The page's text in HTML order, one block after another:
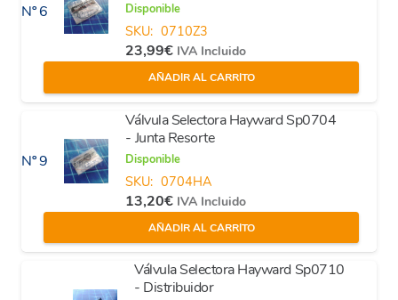
Nº 6 Disponible
SKU: 0710Z3
23,99€ IVA Incluido
AÑADIR AL CARRITO
Nº 9
Válvula Selectora Hayward Sp0704
- Junta Resorte
Disponible
SKU: 0704HA
13,20€ IVA Incluido
AÑADIR AL CARRITO
Válvula Selectora Hayward Sp0710
- Distribuidor